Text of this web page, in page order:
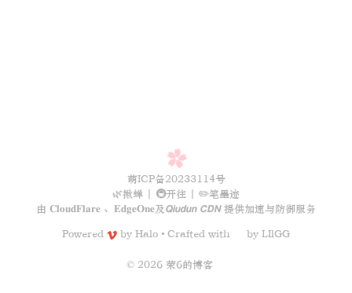
萌ICP备20233114号
🌿揪蝉 | 🚇开往 | ✏️笔墨迹
由 𝐂𝐥𝐨𝐮𝐝𝐅𝐥𝐚𝐫𝐞 、 𝐄𝐝𝐠𝐞𝐎𝐧𝐞及𝙌𝙞𝙪𝙙𝙪𝙣 𝘾𝘿𝙉提供加速与防御服务
Powered
by Halo • Crafted with by LIlGG
© 2026 荣6的博客